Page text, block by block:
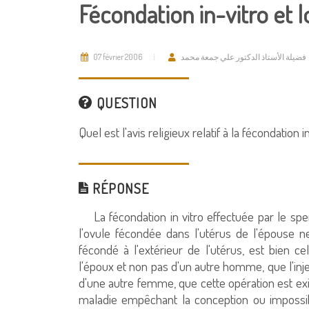
Fécondation in-vitro et
07 février 2006 فضيلة الأستاذ الدكتور علي جمعة محمد
QUESTION
Quel est l'avis religieux relatif à la fécondation
RÉPONSE
La fécondation in vitro effectuée par le
l'ovule fécondée dans l'utérus de l'épouse
fécondé à l'extérieur de l'utérus, est bien
l'époux et non pas d'un autre homme, que
d'une autre femme, que cette opération est
maladie empêchant la conception ou